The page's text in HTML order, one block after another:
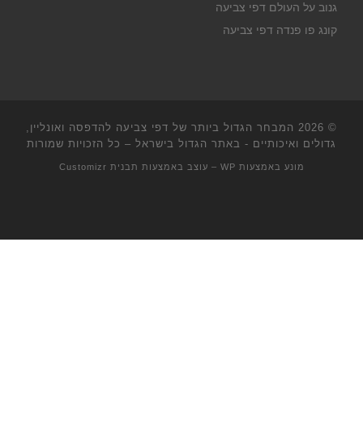
גנוב על העולם דפי צביעה
קונג פו פנדה דפי צביעה
© 2026
המבחר הגדול ביותר של דפי צביעה להדפסה ואונליין,
גדולים ואיכותיים - באתר הגדול בישראל – כל הזכויות שמורות
מונע באמצעות WP – עוצב באמצעות תבנית Customizr